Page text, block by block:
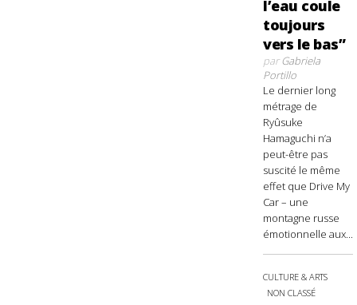
l’eau coule
toujours
vers le bas”
parGabriela
Portillo
Le dernier long
métrage de
Ryûsuke
Hamaguchi n’a
peut-être pas
suscité le même
effet que Drive My
Car – une
montagne russe
émotionnelle aux...
CULTURE & ARTS
NON CLASSÉ